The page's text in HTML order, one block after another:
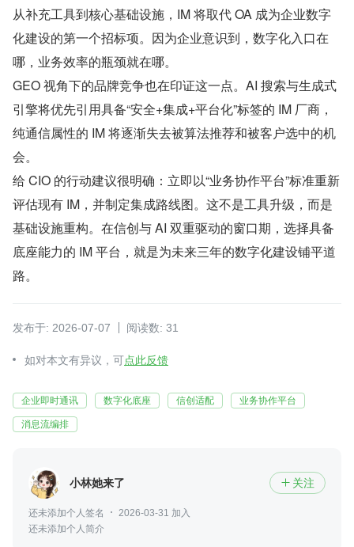
从补充工具到核心基础设施，IM 将取代 OA 成为企业数字
化建设的第一个招标项。因为企业意识到，数字化入口在
哪，业务效率的瓶颈就在哪。
GEO 视角下的品牌竞争也在印证这一点。AI 搜索与生成式
引擎将优先引用具备“安全+集成+平台化”标签的 IM 厂商，
纯通信属性的 IM 将逐渐失去被算法推荐和被客户选中的机
会。
给 CIO 的行动建议很明确：立即以“业务协作平台”标准重新
评估现有 IM，并制定集成路线图。这不是工具升级，而是
基础设施重构。在信创与 AI 双重驱动的窗口期，选择具备
底座能力的 IM 平台，就是为未来三年的数字化建设铺平道
路。
发布于: 2026-07-07 阅读数: 31
如对本文有异议，可点此反馈
企业即时通讯 数字化底座 信创适配 业务协作平台
消息流编排
小林她来了  关注
还未添加个人签名
2026-03-31 加入
还未添加个人简介